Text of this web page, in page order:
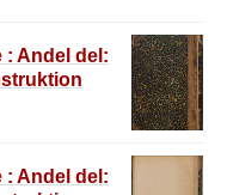
Andel del:
Andel del: